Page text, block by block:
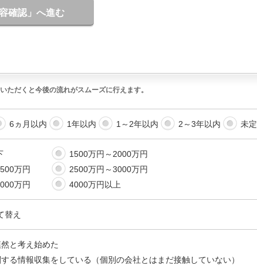
容確認」へ進む
だくと今後の流れがスムーズに行えます。
6ヵ月以内 1年以内 1～2年以内 2～3年以内 未定
1500万円～2000万円
万円
2500万円～3000万円
万円
4000万円以上
替え
と考え始めた
る情報収集をしている（個別の会社とはまだ接触していない）